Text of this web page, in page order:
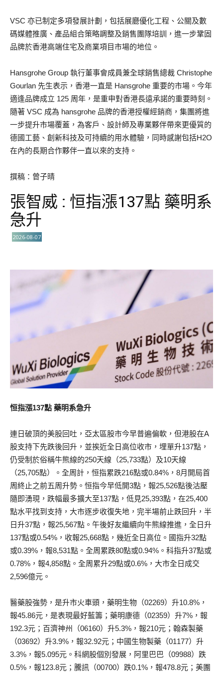
VSC 亦已制定多項發展計劃，包括展廳優化工程、公關及數
碼媒體推廣、產品組合策略調整及銷售團隊培訓，進一步鞏固
品牌於香港高端住宅及商業項目市場的地位。
Hansgrohe Group 執行董事會成員兼全球銷售總裁 Christophe
Gourlan 先生表示，香港一直是 Hansgrohe 重要的市場。今年
適逢品牌成立 125 周年，是重申對香港長遠承諾的重要時刻。
隨著 VSC 成為 hansgrohe 品牌的香港授權經銷商，集團將進
一步提升市場覆蓋，為客戶、設計師及專業夥伴帶來更優質的
德國工藝、創新科技及可持續的用水體驗，同時感謝包括H2O
在內的長期合作夥伴一直以來的支持。
撰稿：曾子晴
張智威 : 恒指漲137點 藥明系
急升
2026-08-07
恒指漲137點 藥明系急升
連日破頂的美股回吐，亞太區股市今早普遍偏軟，但港股在A
股支持下先跌後回升，並挨近全日高位收市，埋單升137點，
仍受制於俗稱牛熊線的250天線（25,733點）及10天線
（25,705點）。全周計，恒指累跌216點或0.84%，8月開局首
周終止之前五周升勢。恒指今早低開3點，報25,526點後沽壓
隨即湧現，跌幅最多擴大至137點，低見25,393點，在25,400
點水平找到支持，大市逐步收復失地，完半場前止跌回升，半
日升37點，報25,567點。午後好友繼續向牛熊線推進，全日升
137點或0.54%，收報25,668點，幾近全日高位。國指升32點
或0.39%，報8,531點。全周累跌80點或0.94%。科指升37點或
0.78%，報4,858點。全周累升29點或0.6%，大市全日成交
2,596億元。
醫藥股強勢，是升市火車頭，藥明生物（02269）升10.8%，
報45.86元，是表現最好藍籌；藥明康德（02359）升7%，報
192.3元；百濟神州（06160）升5.3%，報210元；翰森製藥
（03692）升3.9%，報32.92元；中國生物製藥（01177）升
3.3%，報5.095元。科網股個別發展，阿里巴巴（09988）跌
0.5%，報123.8元；騰訊（00700）跌0.1%，報478.8元；美團